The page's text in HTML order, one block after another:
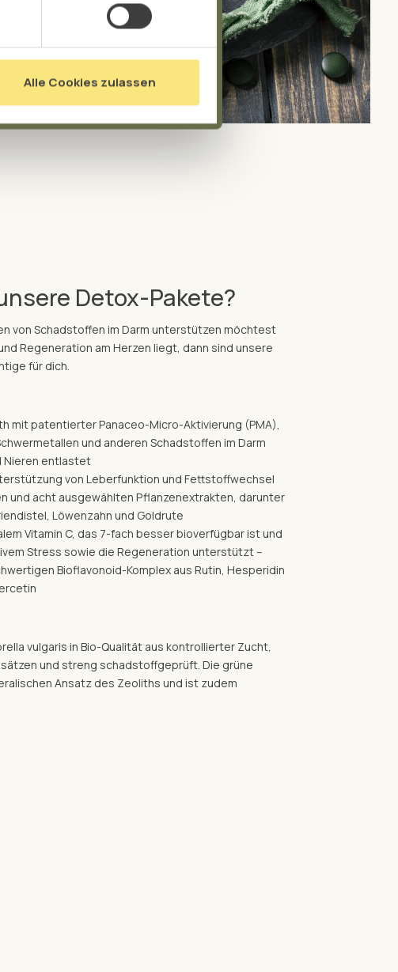
Alle Cookies zulassen
Detox-Pakete?
von Schadstoffen im Darm unterstützen möchtest
Regeneration am Herzen liegt, dann sind unsere
für dich.
mit patentierter Panaceo-Micro-Aktivierung (PMA),
und anderen Schadstoffen im Darm
Nieren entlastet
von Leberfunktion und Fettstoffwechsel
und acht ausgewählten Pflanzenextrakten, darunter
Löwenzahn und Goldrute
Vitamin C, das 7-fach besser bioverfügbar ist und
Stress sowie die Regeneration unterstützt –
Bioflavonoid-Komplex aus Rutin, Hesperidin
vulgaris in Bio-Qualität aus kontrollierter Zucht,
und streng schadstoffgeprüft. Die grüne
Ansatz des Zeoliths und ist zudem